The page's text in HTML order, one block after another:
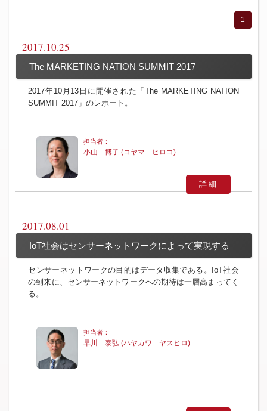
1
2017.10.25
The MARKETING NATION SUMMIT 2017
2017年10月13日に開催された「The MARKETING NATION
SUMMIT 2017」のレポート。
小山 博子 (コヤマ ヒロコ)
詳細
2017.08.01
IoT社会はセンサーネットワークによって実現する
センサーネットワークの目的はデータ収集である。IoT社会
の到来に、センサーネットワークへの期待は一層高まってく
る。
早川 泰弘 (ハヤカワ ヤスヒロ)